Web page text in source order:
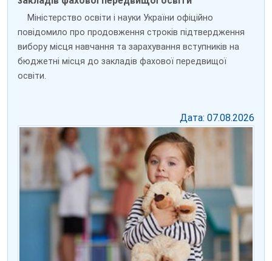
Міністерство освіти і науки України офіційно
повідомило про продовження строків підтвердження
вибору місця навчання та зарахування вступників на
бюджетні місця до закладів фахової передвищої
освіти.
Дата: 07.08.2026